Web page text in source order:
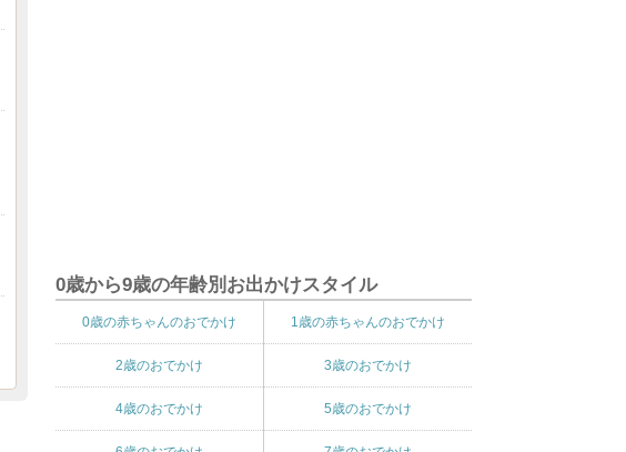
0歳から9歳の年齢別お出かけスタイル
0歳の赤ちゃんのおでかけ 1歳の赤ちゃんのおでかけ
2歳のおでかけ 3歳のおでかけ
4歳のおでかけ 5歳のおでかけ